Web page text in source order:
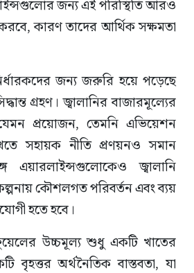
জন্য এই পরিস্থিতি আরও
কারণ তাদের আর্থিক সক্ষমতা
জন্য জরুরি হয়ে পড়েছে
গ্রহণ। জ্বালানির বাজারমূল্যের
প্রয়োজন, তেমনি এভিয়েশন
সহায়ক নীতি প্রণয়নও সমান
এয়ারলাইন্সগুলোকেও জ্বালানি
কৌশলগত পরিবর্তন এবং ব্যয়
হতে হবে।
উচ্চমূল্য শুধু একটি খাতের
বৃহত্তর অর্থনৈতিক বাস্তবতা, যা